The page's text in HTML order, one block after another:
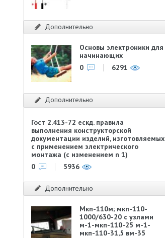
Дополнительно
Основы электроники для
начинающих
0
6291
Дополнительно
Гост 2.413-72 ескд. правила
выполнения конструкторской
документации изделий, изготовляемых
с применением электрического
монтажа (с изменением n 1)
0
5936
Дополнительно
Мкп-110м; мкп-110-
1000/630-20 с узлами
м-1-мкп-110-25 м-1-
мкп-110-31,5 вм-35